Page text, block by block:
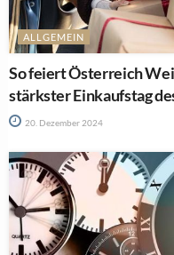
ALLGEMEIN
So feiert Österreich
stärkster Einkaufstag
20. Dezember 2024